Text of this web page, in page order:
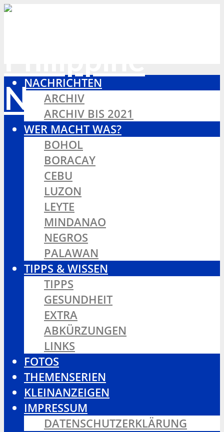
NACHRICHTEN
ARCHIV
ARCHIV BIS 2021
WER MACHT WAS?
BOHOL
BORACAY
CEBU
LUZON
LEYTE
MINDANAO
NEGROS
PALAWAN
TIPPS & WISSEN
TIPPS
GESUNDHEIT
EXTRA
ABKÜRZUNGEN
LINKS
FOTOS
THEMENSERIEN
KLEINANZEIGEN
IMPRESSUM
DATENSCHUTZERKLÄRUNG